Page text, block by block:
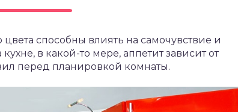
способны влиять на самочувствие и
в какой-то мере, аппетит зависит от
перед планировкой комнаты.